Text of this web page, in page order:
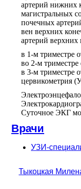
артерий нижних
магистральных
почечных
вен верхних
артерий верхних
в 1-м триместре
во 2-м триместре
в 3-м триместре
цервикометрия
Суточное ЭКГ
Врачи
УЗИ-
Тыкоцкая